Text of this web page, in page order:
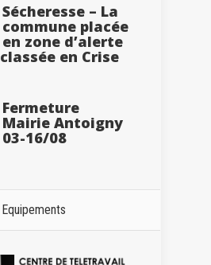
Sécheresse – La
commune placée
en zone d’alerte
classée en Crise
Fermeture
Mairie Antoigny
03-16/08
Equipements